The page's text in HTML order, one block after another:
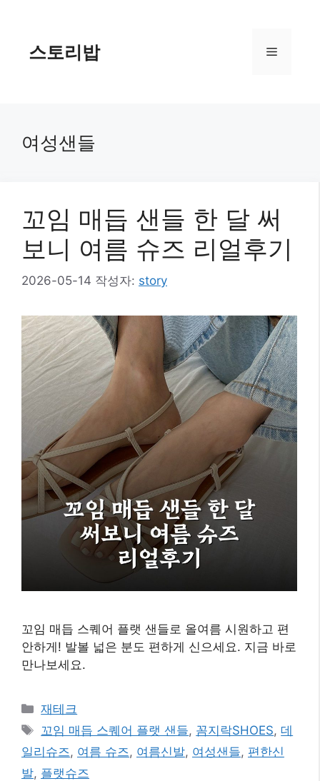
스토리밥 메
여성샌들
꼬임 매듭 샌들 한 달 써
보니 여름 슈즈 리얼후기
2026-05-14 작성자: story
꼬임 매듭 스퀘어 플랫 샌들로 올여름 시원하고 편
안하게! 발볼 넓은 분도 편하게 신으세요. 지금 바로
만나보세요.
카
테
리
재테크
태
그
꼬임 매듭 스퀘어 플랫 샌들, 꼼지락SHOES,데
일리슈즈 , 여름 슈즈 , 여름신발, 여성샌들, 편한신
발, 플랫슈즈